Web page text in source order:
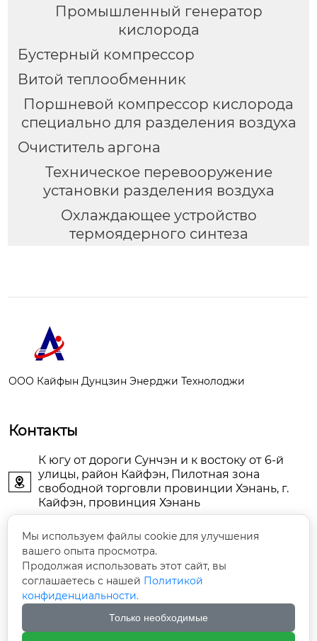
Промышленный генератор
кислорода
Бустерный компрессор
Витой теплообменник
Поршневой компрессор кислорода
специально для разделения воздуха
Очиститель аргона
Техническое перевооружение
установки разделения воздуха
Охлаждающее устройство
термоядерного синтеза
ООО Кайфын Дунцзин Энерджи Технолоджи
Контакты

К югу от дороги Сунчэн и к востоку от 6-й
улицы, район Кайфэн, Пилотная зона
свободной торговли провинции Хэнань, г.
Кайфэн, провинция Хэнань
 KFDJAIR@163.com
 +86-13903786044
 +86-13598785976

Мы используем файлы cookie для улучшения
вашего опыта просмотра.
Продолжая использовать этот сайт, вы
соглашаетесь с нашей Политикой
конфиденциальности.
Только необходимые